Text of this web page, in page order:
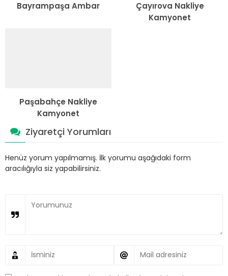
Bayrampaşa Ambar
Çayırova Nakliye
Kamyonet
Paşabahçe Nakliye
Kamyonet
Ziyaretçi Yorumları
Henüz yorum yapılmamış. İlk yorumu aşağıdaki form
aracılığıyla siz yapabilirsiniz.